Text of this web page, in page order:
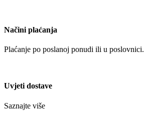
Načini plaćanja
Plaćanje po poslanoj ponudi ili u poslovnici.
Uvjeti dostave
Saznajte više